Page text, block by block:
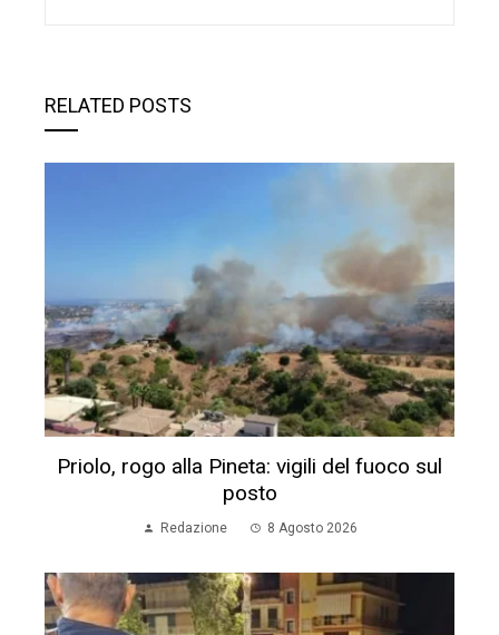
RELATED POSTS
Priolo, rogo alla Pineta: vigili del fuoco sul
posto
Redazione 8 Agosto 2026